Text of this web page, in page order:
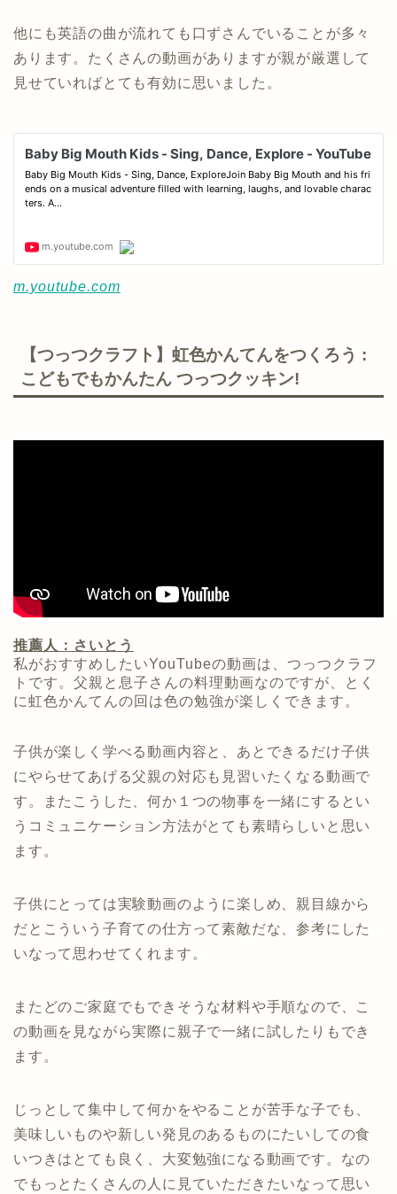
他にも英語の曲が流れても口ずさんでいることが多々
あります。たくさんの動画がありますが親が厳選して
見せていればとても有効に思いました。
m.youtube.com
【つっつクラフト】虹色かんてんをつくろう :
こどもでもかんたん つっつクッキン!
推薦人：さいとう
私がおすすめしたいYouTubeの動画は、つっつクラフ
トです。父親と息子さんの料理動画なのですが、とく
に虹色かんてんの回は色の勉強が楽しくできます。
子供が楽しく学べる動画内容と、あとできるだけ子供
にやらせてあげる父親の対応も見習いたくなる動画で
す。またこうした、何か１つの物事を一緒にするとい
うコミュニケーション方法がとても素晴らしいと思い
ます。
子供にとっては実験動画のように楽しめ、親目線から
だとこういう子育ての仕方って素敵だな、参考にした
いなって思わせてくれます。
またどのご家庭でもできそうな材料や手順なので、こ
の動画を見ながら実際に親子で一緒に試したりもでき
ます。
じっとして集中して何かをやることが苦手な子でも、
美味しいものや新しい発見のあるものにたいしての食
いつきはとても良く、大変勉強になる動画です。なの
でもっとたくさんの人に見ていただきたいなって思い